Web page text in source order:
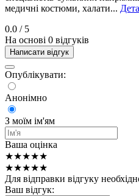
медичні костюми, халати...
0.0 / 5
На основі 0 відгуків
Написати відгук
Опублікувати:
Анонімно
З моїм ім'ям
Ваша оцінка
★★★★★
★★★★★
Для відправки відгуку
Ваш відгук: